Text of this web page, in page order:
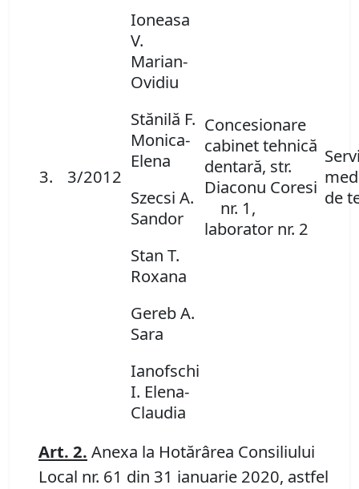
3. 3/2012
Ioneasa
V.
Marian-
Ovidiu
Stănilă F.
Monica-
Elena
Szecsi A.
Sandor
Stan T.
Roxana
Gereb A.
Sara
Ianofschi
I. Elena-
Claudia
Concesionare
cabinet tehnică
dentară, str.
Diaconu Coresi
nr. 1,
laborator nr. 2
de
Art. 2. Anexa la Hotărârea Consiliului
Local nr. 61 din 31 ianuarie 2020, astfel